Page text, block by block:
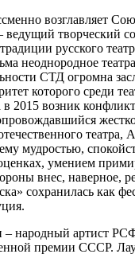
возглавляет
творческий
русского
неоднородное
СТД огромна
которого среди
в 2015 возник
театра,
мудростью,
умением
внес, наверное,
сохранилась как
– народный артист
премии СССР.